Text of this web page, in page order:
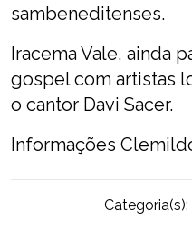
sambeneditenses.
Iracema Vale, ainda
gospel com artistas
o cantor Davi Sacer.
Informações
Categoria(s):